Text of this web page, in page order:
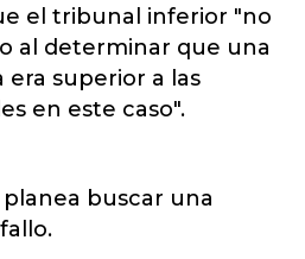
el tribunal inferior "no
al determinar que una
superior a las
en este caso".
buscar una